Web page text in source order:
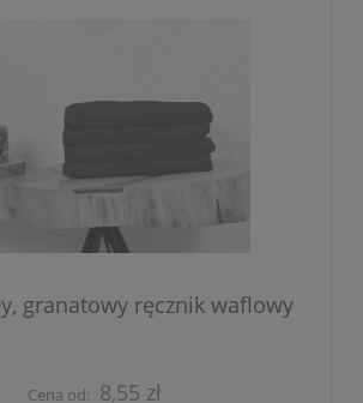
granatowy ręcznik waflowy
Cena od: 8,55 zł